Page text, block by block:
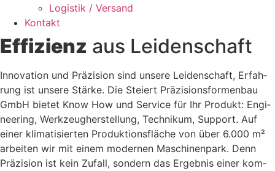
Logis­tik / Ver­sand
Kon­takt
Effi­zi­enz aus Lei­den­schaft
Inno­va­ti­on und Prä­zi­si­on sind unse­re Lei­den­schaft, Erfah­
rung ist unse­re Stär­ke. Die Stei­ert Präzisions­formenbau
GmbH bie­tet Know How und Ser­vice für Ihr Pro­dukt: Engi­
nee­ring, Werk­zeug­her­stel­lung, Tech­ni­kum, Sup­port. Auf
einer kli­ma­ti­sier­ten Pro­duk­ti­ons­flä­che von über 6.000 m²
arbei­ten wir mit einem moder­nen Maschi­nen­park. Denn
Prä­zi­si­on ist kein Zufall, son­dern das Ergeb­nis einer kom­